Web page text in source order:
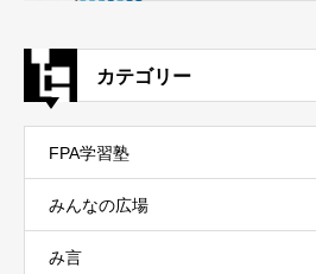
カテゴリー
FPA学習塾
みんなの広場
み言